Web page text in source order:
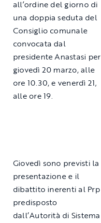
all’ordine del giorno di
una doppia seduta del
Consiglio comunale
convocata dal
presidente Anastasi per
giovedì 20 marzo, alle
ore 10.30, e venerdì 21,
alle ore 19.
Giovedì sono previsti la
presentazione e il
dibattito inerenti al Prp
predisposto
dall’Autorità di Sistema